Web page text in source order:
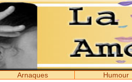
Arnaques Humour